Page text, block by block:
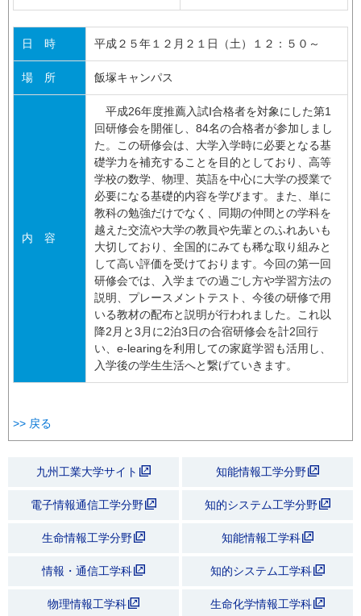
日 時 平成２５年１２月２１日（土）１２：５０～
場 所 飯塚キャンパス
内 容
平成26年度推薦入試Ⅰ合格者を対象にした第1
回研修会を開催し、84名の合格者が参加しまし
た。この研修会は、大学入学時に必要となる基
礎学力を補充することを目的としており、高等
学校の数学、物理、英語を中心に大学の授業で
必要になる基礎的内容を学びます。また、単に
教科の勉強だけでなく、同期の仲間との学科を
越えた交流や大学の教員や先輩とのふれあいも
大切しており、全国的にみても稀な取り組みと
して高い評価を受けております。今回の第一回
研修会では、入学までの過ごし方や学習方法の
説明、プレースメントテスト、今後の研修で用
いる教材の配布と説明が行われました。これ以
降2月と3月に2泊3日の合宿研修会を計2回行
い、e-learingを利用しての家庭学習も活用し、
入学後の学生生活へと繋げていきます。
>> 戻る
九州工業大学サイト 知能情報工学分野
電子情報通信工学分野 知的システム工学分野
生命情報工学分野 知能情報工学科
情報・通信工学科 知的システム工学科
物理情報工学科 生命化学情報工学科